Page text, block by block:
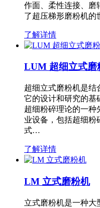
作面、柔性连接、磨
了超压梯形磨粉机
了解详情
LUM 超细立式磨
超细立式磨粉机是结
它的设计和研究的基
超细粉碎理论的一种
业设备，包括超细粉
式…
了解详情
LM 立式磨粉机
立式磨粉机是一种大